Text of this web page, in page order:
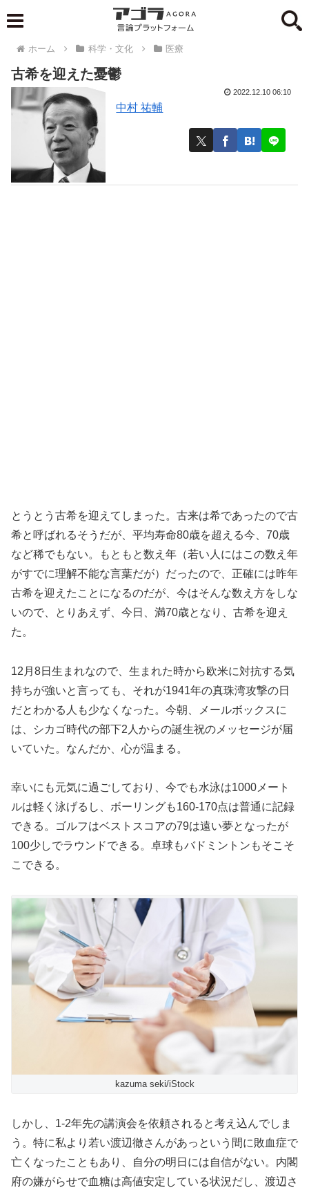
ホーム 科学・文化 医療
古希を迎えた憂鬱
中村 祐輔
2022.12.10 06:10
とうとう古希を迎えてしまった。古来は希であったので古
希と呼ばれるそうだが、平均寿命80歳を超える今、70歳
など稀でもない。もともと数え年（若い人にはこの数え年
がすでに理解不能な言葉だが）だったので、正確には昨年
古希を迎えたことになるのだが、今はそんな数え方をしな
いので、とりあえず、今日、満70歳となり、古希を迎え
た。
12月8日生まれなので、生まれた時から欧米に対抗する気
持ちが強いと言っても、それが1941年の真珠湾攻撃の日
だとわかる人も少なくなった。今朝、メールボックスに
は、シカゴ時代の部下2人からの誕生祝のメッセージが届
いていた。なんだか、心が温まる。
幸いにも元気に過ごしており、今でも水泳は1000メート
ルは軽く泳げるし、ボーリングも160-170点は普通に記録
できる。ゴルフはベストスコアの79は遠い夢となったが
100少しでラウンドできる。卓球もバドミントンもそこそ
こできる。
kazuma seki/iStock
しかし、1-2年先の講演会を依頼されると考え込んでしま
う。特に私より若い渡辺徹さんがあっという間に敗血症で
亡くなったこともあり、自分の明日には自信がない。内閣
府の嫌がらせで血糖は高値安定している状況だし、渡辺さ